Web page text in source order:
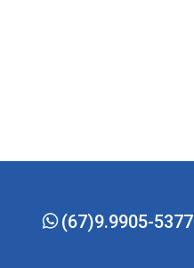
(67)9.9905-5377